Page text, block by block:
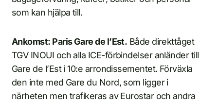
som kan hjälpa till.
Ankomst: Paris Gare de l’Est. Både direkttåget
TGV INOUI och alla ICE-förbindelser anländer till
Gare de l’Est i 10:e arrondissementet. Förväxla
den inte med Gare du Nord, som ligger i
närheten men trafikeras av Eurostar och andra